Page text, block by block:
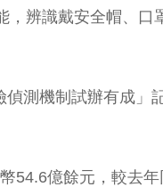
辨識戴安全帽、
測機制試辦有成」
54.6億餘元，較去